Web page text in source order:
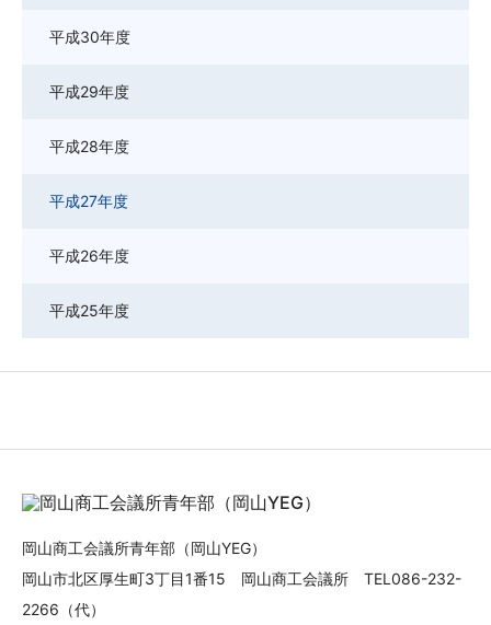
平成30年度
平成29年度
平成28年度
平成27年度
平成26年度
平成25年度
岡山商工会議所青年部（岡山YEG）
岡山市北区厚生町3丁目1番15 岡山商工会議所 TEL086-232-
2266（代）